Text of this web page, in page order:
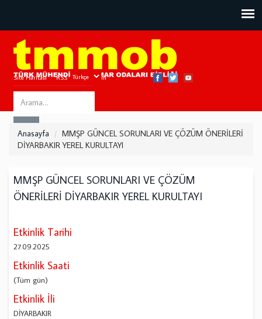
Site Haritası RSS Bize Ulaşın
Search
this
site
Anasayfa
MMŞP GÜNCEL SORUNLARI VE ÇÖZÜM ÖNERİLERİ
DİYARBAKIR YEREL KURULTAYI
MMŞP GÜNCEL SORUNLARI VE ÇÖZÜM
ÖNERİLERİ DİYARBAKIR YEREL KURULTAYI
Etkinlik Tarihi
27.09.2025
Etkinlik Saati
(Tüm gün)
Etkinlik İli
DİYARBAKIR